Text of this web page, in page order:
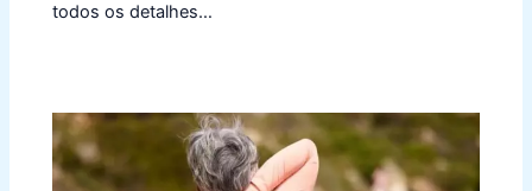
todos os detalhes…